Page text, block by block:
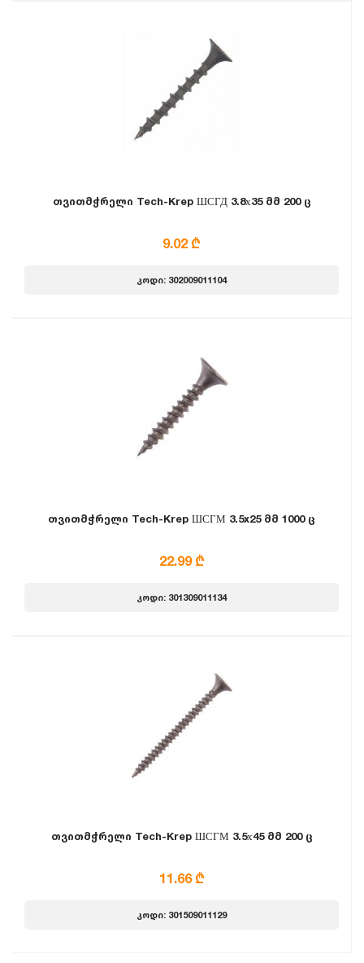
თვითმჭრელი Tech-Krep ШСГД 3.8х35 მმ 200 ც
9.02 ₾
კოდი: 302009011104
თვითმჭრელი Tech-Krep ШСГМ 3.5x25 მმ 1000 ც
22.99 ₾
კოდი: 301309011134
თვითმჭრელი Tech-Krep ШСГМ 3.5х45 მმ 200 ც
11.66 ₾
კოდი: 301509011129